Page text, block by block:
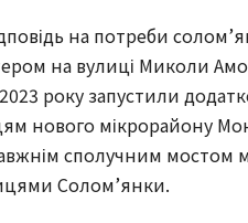
на потреби
на вулиці Миколи
2023 року запустили
нового мікрорайону
сполучним мостом
Солом’янки.